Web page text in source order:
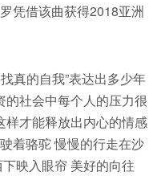
凭借该曲获得2018亚洲
真的自我”表达出多少年
社会中每个人的压力很
样才能释放出内心的情感
着骆驼 慢慢的行走在沙
映入眼帘 美好的向往